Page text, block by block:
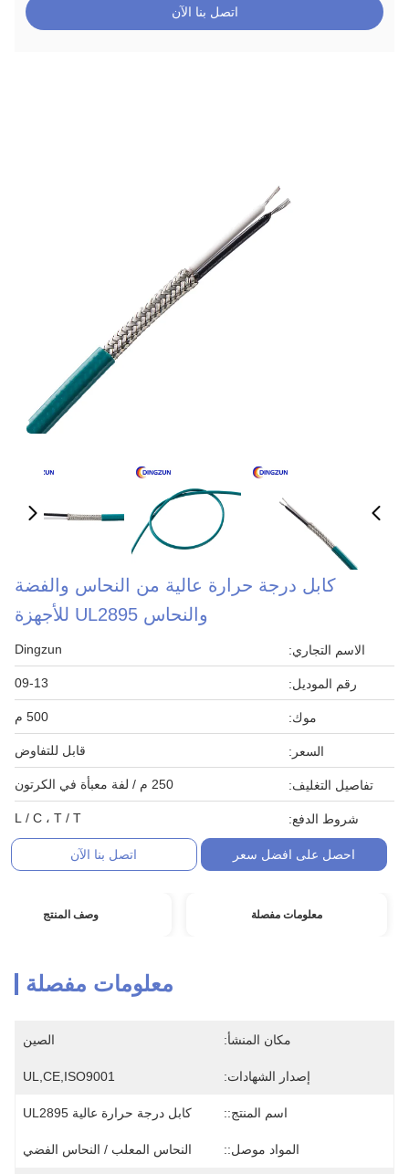
اتصل بنا الآن
كابل درجة حرارة عالية من النحاس والفضة
والنحاس UL2895 للأجهزة
الاسم التجاري: Dingzun
رقم الموديل: 09-13
موك: 500 م
السعر: قابل للتفاوض
تفاصيل التغليف: 250 م / لفة معبأة في الكرتون
شروط الدفع: L / C ، T / T
احصل على افضل سعر اتصل بنا الآن
معلومات مفصلة وصف المنتج
معلومات مفصلة
مكان المنشأ: الصين
إصدار الشهادات: UL,CE,ISO9001
اسم المنتج:: كابل درجة حرارة عالية UL2895
المواد موصل:: النحاس المعلب / النحاس الفضي